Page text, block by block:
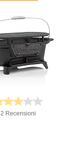
2 Recensioni